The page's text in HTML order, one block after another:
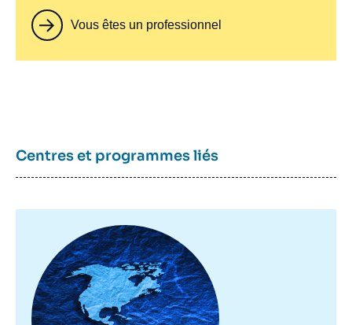
Vous êtes un professionnel
Centres et programmes liés
principale